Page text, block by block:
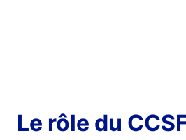
Le rôle du